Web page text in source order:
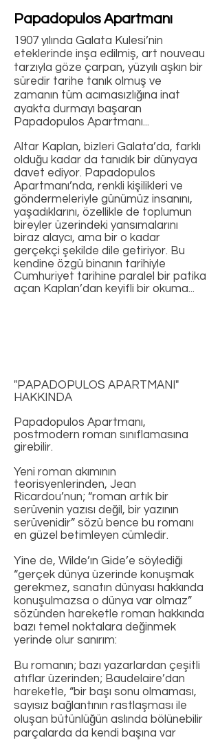
Papadopulos Apartmanı
1907 yılında Galata Kulesi’nin
eteklerinde inşa edilmiş, art nouveau
tarzıyla göze çarpan, yüzyılı aşkın bir
süredir tarihe tanık olmuş ve
zamanın tüm acımasızlığına inat
ayakta durmayı başaran
Papadopulos Apartmanı...
Altar Kaplan, bizleri Galata’da, farklı
olduğu kadar da tanıdık bir dünyaya
davet ediyor. Papadopulos
Apartmanı’nda, renkli kişilikleri ve
göndermeleriyle günümüz insanını,
yaşadıklarını, özellikle de toplumun
bireyler üzerindeki yansımalarını
biraz alaycı, ama bir o kadar
gerçekçi şekilde dile getiriyor. Bu
kendine özgü binanın tarihiyle
Cumhuriyet tarihine paralel bir patika
açan Kaplan’dan keyifli bir okuma...
"PAPADOPULOS APARTMANI"
HAKKINDA
Papadopulos Apartmanı,
postmodern roman sınıflamasına
girebilir.
Yeni roman akımının
teorisyenlerinden, Jean
Ricardou’nun; “roman artık bir
serüvenin yazısı değil, bir yazının
serüvenidir” sözü bence bu romanı
en güzel betimleyen cümledir.
Yine de, Wilde’ın Gide’e söylediği
“gerçek dünya üzerinde konuşmak
gerekmez, sanatın dünyası hakkında
konuşulmazsa o dünya var olmaz”
sözünden hareketle roman hakkında
bazı temel noktalara değinmek
yerinde olur sanırım:
Bu romanın; bazı yazarlardan çeşitli
atıflar üzerinden; Baudelaire’dan
hareketle, “bir başı sonu olmaması,
sayısız bağlantının rastlaşması ile
oluşan bütünlüğün aslında bölünebilir
parçalarda da kendi başına var